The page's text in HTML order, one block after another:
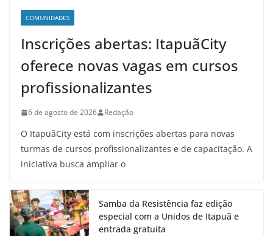
COMUNIDADES
Inscrições abertas: ItapuãCity
oferece novas vagas em cursos
profissionalizantes
6 de agosto de 2026 Redação
O ItapuãCity está com inscrições abertas para novas
turmas de cursos profissionalizantes e de capacitação. A
iniciativa busca ampliar o
Samba da Resistência faz edição
especial com a Unidos de Itapuã e
entrada gratuita